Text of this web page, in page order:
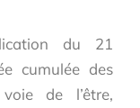
du 21
cumulée des
de l’être,